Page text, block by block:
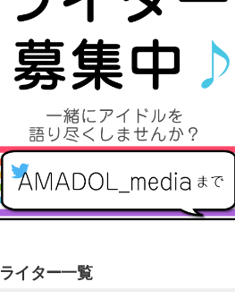
ライター一覧